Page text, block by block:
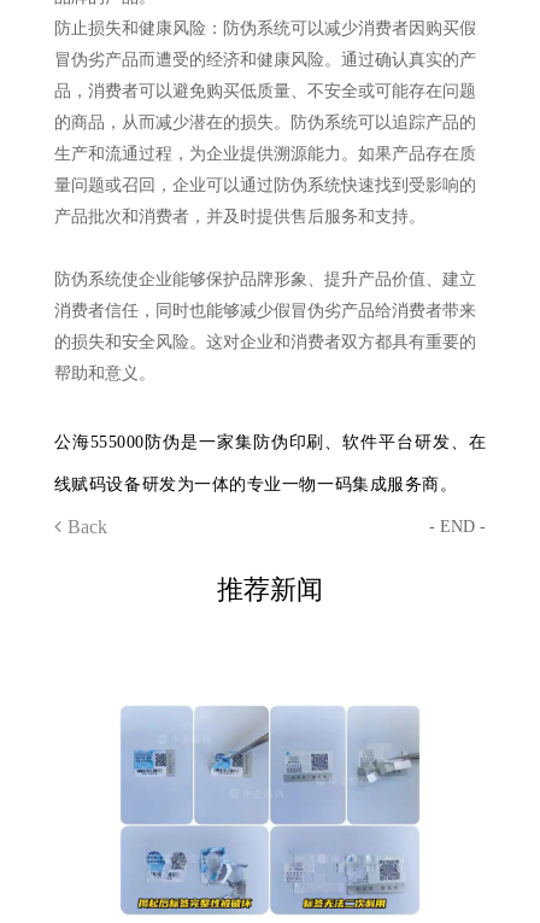
防止损失和健康风险：防伪系统可以减少消费者因购买假
冒伪劣产品而遭受的经济和健康风险。通过确认真实的产
品，消费者可以避免购买低质量、不安全或可能存在问题
的商品，从而减少潜在的损失。防伪系统可以追踪产品的
生产和流通过程，为企业提供溯源能力。如果产品存在质
量问题或召回，企业可以通过防伪系统快速找到受影响的
产品批次和消费者，并及时提供售后服务和支持。
防伪系统使企业能够保护品牌形象、提升产品价值、建立
消费者信任，同时也能够减少假冒伪劣产品给消费者带来
的损失和安全风险。这对企业和消费者双方都具有重要的
帮助和意义。
公海555000防伪是一家集防伪印刷、软件平台研发、在
线赋码设备研发为一体的专业一物一码集成服务商。
Back - END -
推荐新闻